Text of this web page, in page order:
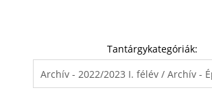
Tantárgykategóriák: